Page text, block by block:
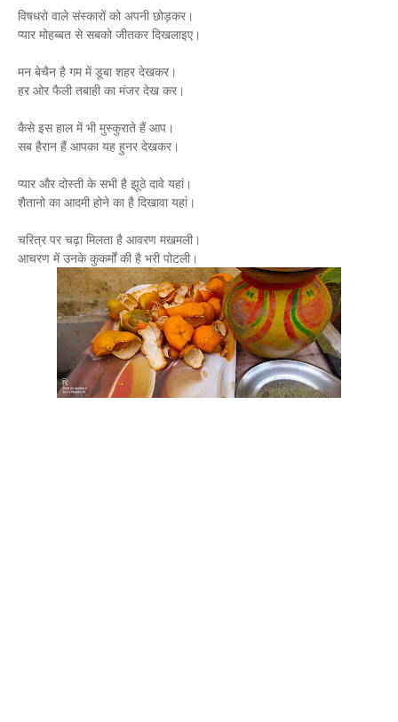
विषधरो वाले संस्कारों को अपनी छोड़कर।
प्यार मोहब्बत से सबको जीतकर दिखलाइए।
मन बेचैन है गम में डूबा शहर देखकर।
हर ओर फैली तबाही का मंजर देख कर।
कैसे इस हाल में भी मुस्कुराते हैं आप।
सब हैरान हैं आपका यह हुनर देखकर।
प्यार और दोस्ती के सभी है झूठे दावे यहां।
शैतानो का आदमी होने का है दिखावा यहां।
चरित्र पर चढ़ा मिलता है आवरण मखमली।
आचरण में उनके कुकर्मों की है भरी पोटली।